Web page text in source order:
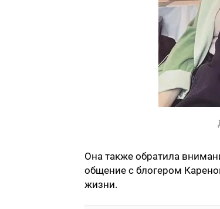
Она также обратила
общение с блогером
жизни.